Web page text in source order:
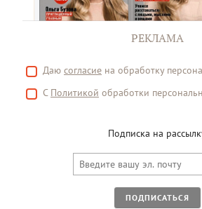
РЕКЛАМА
Даю согласие на обработку
С Политикой обработки
Подписка на
ПОДПИСАТЬСЯ